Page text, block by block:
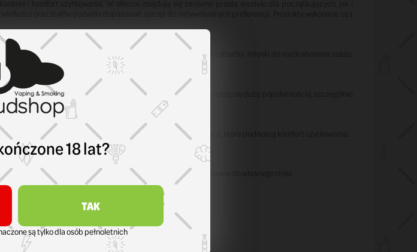
w idealnym stanie. W sprzedaży znajdują się m.in. szklane cybuchy, młynki do rozdrabniania suszu,
konstrukcji oraz nowoczesnym, kolorowym wzorom cieszą się dużą popularnością, szczególnie
Wiele modeli wyposażono w systemy filtracji, które podnoszą komfort użytkowania.
Różnorodne wzory i kolory pozwalają wybrać model dopasowany do własnego stylu.
wyróżniają się solidnym wykonaniem i trwałością.
użytkowania oraz estetyczny wygląd.
18 lat?
TAK
są tylko dla osób pełnoletnich